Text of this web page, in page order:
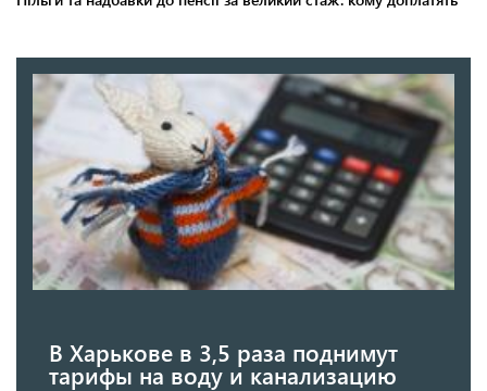
В Харькове в 3,5 раза поднимут
тарифы на воду и канализацию